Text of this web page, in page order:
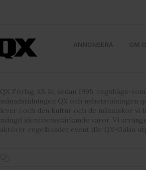
ANNONSERA OM
QX Förlag AB är, sedan 1995, regnbågs-
månadstidningen QX och nyhetstidningen
lever i och den kultur och de människor vi
mängd identitetsstärkande varor. Vi
aktörer regelbundet event där QX-Galan